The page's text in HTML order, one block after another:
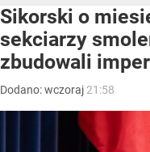
Sikorski o
sekciarzy
zbudowali
Dodano:wczoraj 21:58